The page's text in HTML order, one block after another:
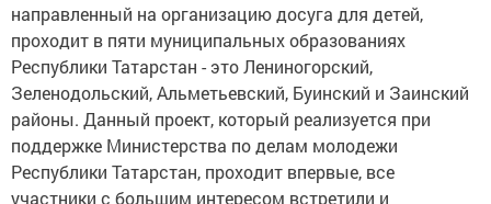
направленный на организацию досуга для детей,
проходит в пяти муниципальных образованиях
Республики Татарстан - это Лениногорский,
Зеленодольский, Альметьевский, Буинский и Заинский
районы. Данный проект, который реализуется при
поддержке Министерства по делам молодежи
Республики Татарстан, проходит впервые, все
участники с большим интересом встретили и